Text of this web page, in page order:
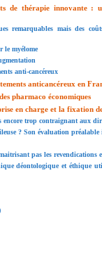
de thérapie innovante :
remarquables mais des
le myélome
anti-cancéreux
anticancéreux en
pharmaco économiques
en charge et la fixation
trop contraignant aux
? Son évaluation préalable
pas les revendications
déontologique et éthique